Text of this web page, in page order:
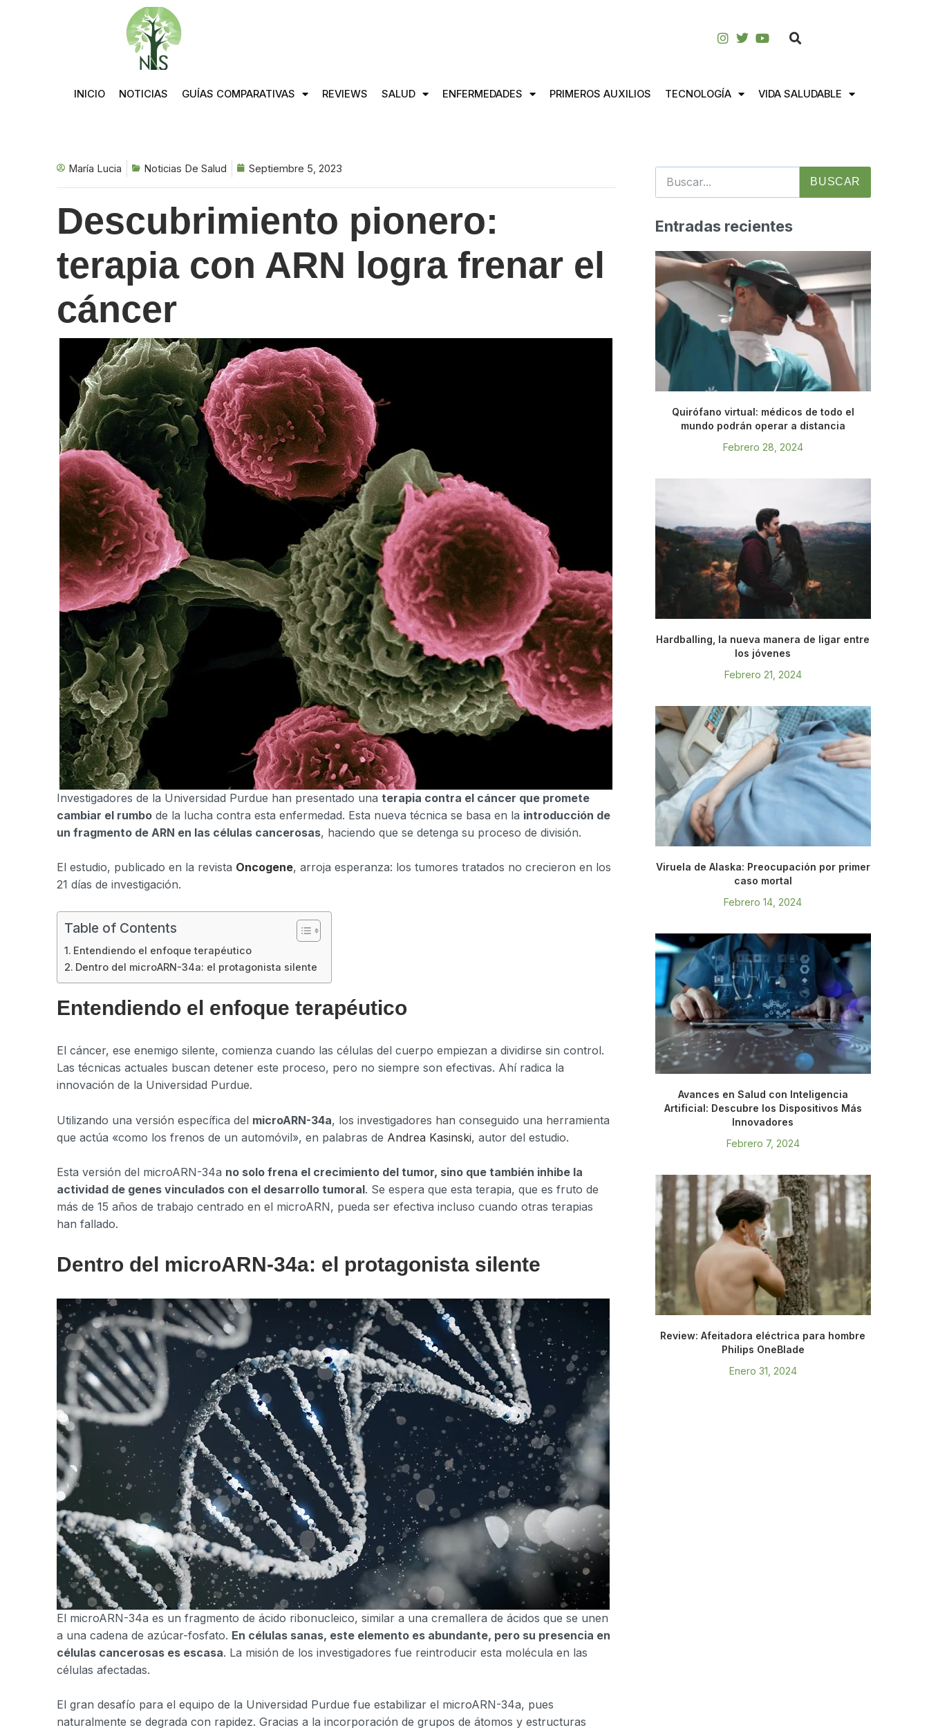
INICIO NOTICIAS GUÍAS COMPARATIVAS REVIEWS SALUD ENFERMEDADES PRIMEROS AUXILIOS TECNOLOGÍA VIDA SALUDABLE
María Lucia Noticias De Salud Septiembre 5, 2023
Descubrimiento pionero:
terapia con ARN logra frenar el
cáncer
Investigadores de la Universidad Purdue han presentado una terapia contra el cáncer que promete
cambiar el rumbo de la lucha contra esta enfermedad. Esta nueva técnica se basa en la introducción de
un fragmento de ARN en las células cancerosas, haciendo que se detenga su proceso de división.
El estudio, publicado en la revista Oncogene, arroja esperanza: los tumores tratados no crecieron en los
21 días de investigación.
Table of Contents
Entendiendo el enfoque terapéutico
Dentro del microARN-34a: el protagonista silente
Entendiendo el enfoque terapéutico
El cáncer, ese enemigo silente, comienza cuando las células del cuerpo empiezan a dividirse sin control.
Las técnicas actuales buscan detener este proceso, pero no siempre son efectivas. Ahí radica la
innovación de la Universidad Purdue.
Utilizando una versión específica del microARN-34a, los investigadores han conseguido una herramienta
que actúa «como los frenos de un automóvil», en palabras de Andrea Kasinski, autor del estudio.
Esta versión del microARN-34a no solo frena el crecimiento del tumor, sino que también inhibe la
actividad de genes vinculados con el desarrollo tumoral. Se espera que esta terapia, que es fruto de
más de 15 años de trabajo centrado en el microARN, pueda ser efectiva incluso cuando otras terapias
han fallado.
Dentro del microARN-34a: el protagonista silente
El microARN-34a es un fragmento de ácido ribonucleico, similar a una cremallera de ácidos que se unen
a una cadena de azúcar-fosfato. En células sanas, este elemento es abundante, pero su presencia en
células cancerosas es escasa. La misión de los investigadores fue reintroducir esta molécula en las
células afectadas.
El gran desafío para el equipo de la Universidad Purdue fue estabilizar el microARN-34a, pues
naturalmente se degrada con rapidez. Gracias a la incorporación de grupos de átomos y estructuras
BUSCAR
Entradas recientes
Quirófano virtual: médicos de todo el
mundo podrán operar a distancia
Febrero 28, 2024
Hardballing, la nueva manera de ligar entre
los jóvenes
Febrero 21, 2024
Viruela de Alaska: Preocupación por primer
caso mortal
Febrero 14, 2024
Avances en Salud con Inteligencia
Artificial: Descubre los Dispositivos Más
Innovadores
Febrero 7, 2024
Review: Afeitadora eléctrica para hombre
Philips OneBlade
Enero 31, 2024